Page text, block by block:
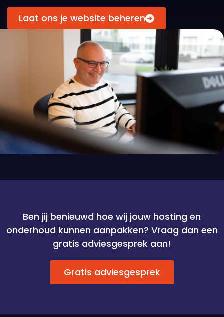
Laat ons je website beheren
Ben jij benieuwd hoe wij jouw hosting en
onderhoud kunnen aanpakken? Vraag dan een
gratis adviesgesprek aan!
Gratis adviesgesprek